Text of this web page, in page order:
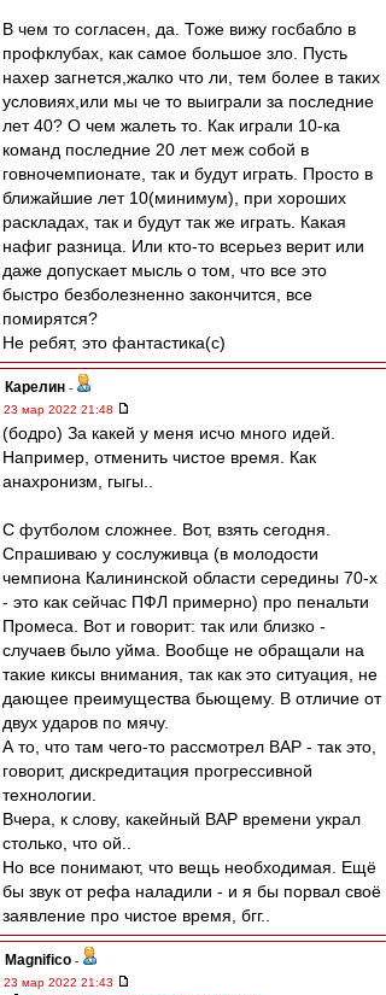
В чем то согласен, да. Тоже вижу госбабло в
профклубах, как самое большое зло. Пусть
нахер загнется,жалко что ли, тем более в таких
условиях,или мы че то выиграли за последние
лет 40? О чем жалеть то. Как играли 10-ка
команд последние 20 лет меж собой в
говночемпионате, так и будут играть. Просто в
ближайшие лет 10(минимум), при хороших
раскладах, так и будут так же играть. Какая
нафиг разница. Или кто-то всерьез верит или
даже допускает мысль о том, что все это
быстро безболезненно закончится, все
помирятся?
Не ребят, это фантастика(с)
Карелин -
23 мар 2022 21:48
(бодро) За какей у меня исчо много идей.
Например, отменить чистое время. Как
анахронизм, гыгы..
С футболом сложнее. Вот, взять сегодня.
Спрашиваю у сослуживца (в молодости
чемпиона Калининской области середины 70-х
- это как сейчас ПФЛ примерно) про пенальти
Промеса. Вот и говорит: так или близко -
случаев было уйма. Вообще не обращали на
такие киксы внимания, так как это ситуация, не
дающее преимущества бьющему. В отличие от
двух ударов по мячу.
А то, что там чего-то рассмотрел ВАР - так это,
говорит, дискредитация прогрессивной
технологии.
Вчера, к слову, какейный ВАР времени украл
столько, что ой..
Но все понимают, что вещь необходимая. Ещё
бы звук от рефа наладили - и я бы порвал своё
заявление про чистое время, бгг..
Magnifico -
23 мар 2022 21:43